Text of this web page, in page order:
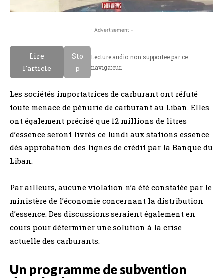
- Advertisement -
Lire
l'article
Sto
p
Lecture audio non supportee par ce
navigateur.
Les sociétés importatrices de carburant ont réfuté
toute menace de pénurie de carburant au Liban. Elles
ont également précisé que 12 millions de litres
d’essence seront livrés ce lundi aux stations essence
dès approbation des lignes de crédit par la Banque du
Liban.
Par ailleurs, aucune violation n’a été constatée par le
ministère de l’économie concernant la distribution
d’essence. Des discussions seraient également en
cours pour déterminer une solution à la crise
actuelle des carburants.
Un programme de subvention